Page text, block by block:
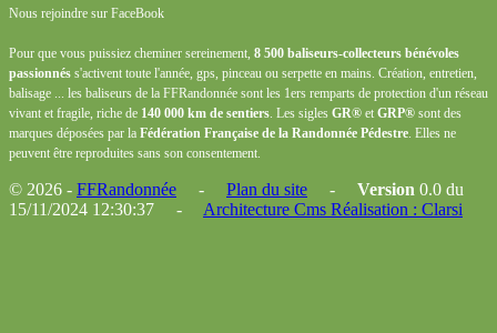
Nous rejoindre sur FaceBook
Pour que vous puissiez cheminer sereinement, 8 500 baliseurs-collecteurs bénévoles
passionnés s'activent toute l'année, gps, pinceau ou serpette en mains. Création, entretien,
balisage ... les baliseurs de la FFRandonnée sont les 1ers remparts de protection d'un réseau
vivant et fragile, riche de 140 000 km de sentiers. Les sigles GR® et GRP® sont des
marques déposées par la Fédération Française de la Randonnée Pédestre. Elles ne
peuvent être reproduites sans son consentement.
© 2026 - FFRandonnée - Plan du site - Version 0.0 du
15/11/2024 12:30:37 - Architecture Cms Réalisation : Clarsi